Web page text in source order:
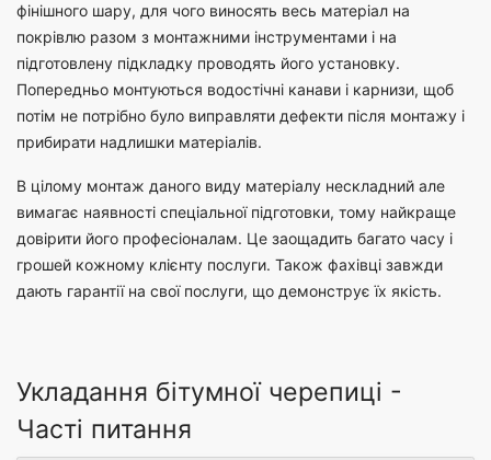
фінішного шару, для чого виносять весь матеріал на
покрівлю разом з монтажними інструментами і на
підготовлену підкладку проводять його установку.
Попередньо монтуються водостічні канави і карнизи, щоб
потім не потрібно було виправляти дефекти після монтажу і
прибирати надлишки матеріалів.
В цілому монтаж даного виду матеріалу нескладний але
вимагає наявності спеціальної підготовки, тому найкраще
довірити його професіоналам. Це заощадить багато часу і
грошей кожному клієнту послуги. Також фахівці завжди
дають гарантії на свої послуги, що демонструє їх якість.
Укладання бітумної черепиці -
Часті питання